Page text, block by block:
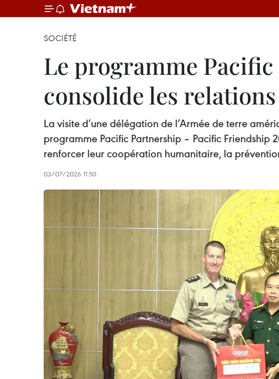
SOCIÉTÉ
Le programme
consolide les
La visite d’une délégation de l’Armée de terre
programme Pacific Partnership – Pacific
renforcer leur coopération humanitaire, la
03/07/2026 11:50